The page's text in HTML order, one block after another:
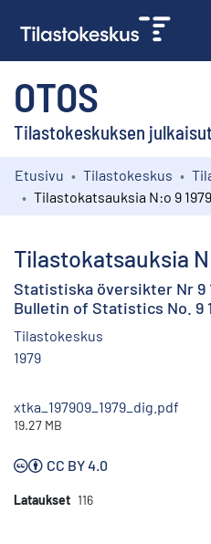
OTOS
Tilastokeskuksen
Kokoelmat
Etusivu Tilastokeskus
Tilastokatsauksia N:o 9 1979
Tilastokatsauksia
Statistiska översikter Nr 9
Bulletin of Statistics No. 9
Tilastokeskus
1979
xtka_197909_1979_dig.pdf
19.27 MB
CC BY 4.0
Lataukset 116